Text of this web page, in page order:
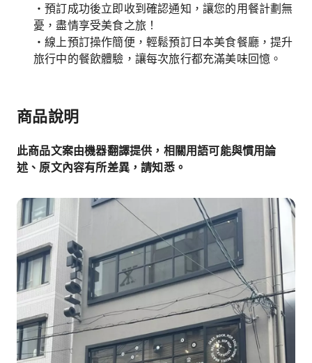
・預訂成功後立即收到確認通知，讓您的用餐計劃無
憂，盡情享受美食之旅！
・線上預訂操作簡便，輕鬆預訂日本美食餐廳，提升
旅行中的餐飲體驗，讓每次旅行都充滿美味回憶。
商品說明
此商品文案由機器翻譯提供，相關用語可能與慣用論
述、原文內容有所差異，請知悉。